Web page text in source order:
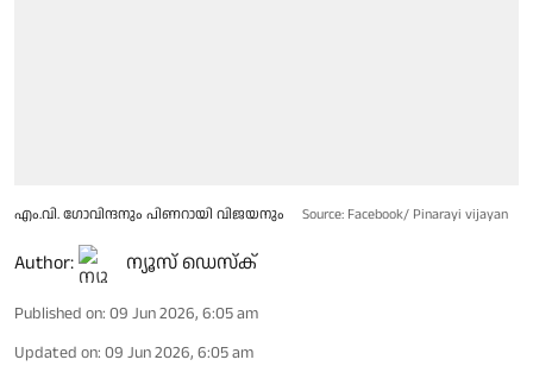
എം.വി. ഗോവിന്ദനും പിണറായി വിജയനും Source: Facebook/ Pinarayi vijayan
Author: ന്യൂസ് ഡെസ്ക്
Published on: 09 Jun 2026, 6:05 am
Updated on: 09 Jun 2026, 6:05 am